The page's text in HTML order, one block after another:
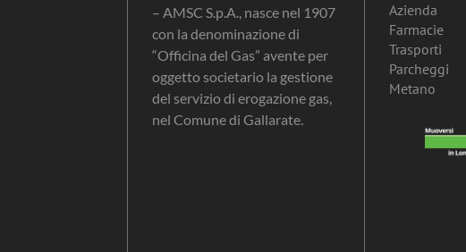
– AMSC S.p.A., nasce nel 1907
con la denominazione di
“Officina del Gas” avente per
oggetto societario la gestione
del servizio di erogazione gas,
nel Comune di Gallarate.
Azienda
Farmacie
Trasporti
Parcheggi
Metano